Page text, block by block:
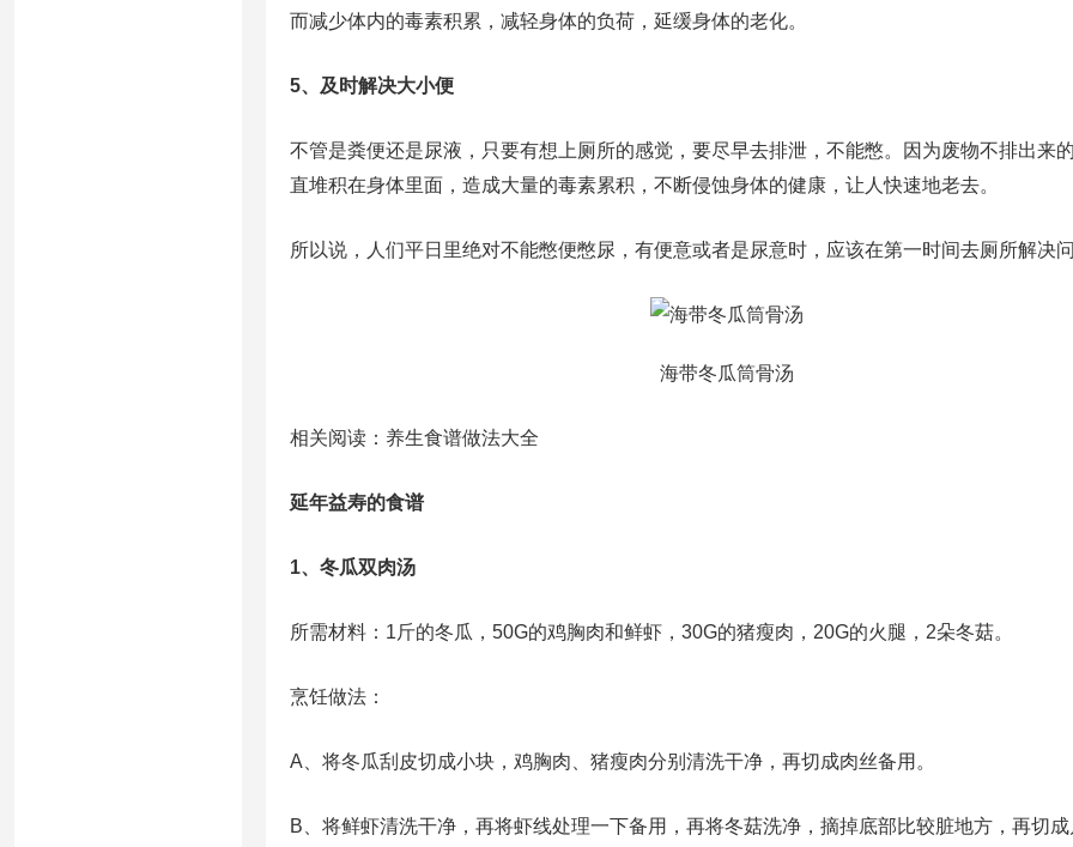
而减少体内的毒素积累，减轻身体的负荷，延缓身体的老化。
5、及时解决大小便
不管是粪便还是尿液，只要有想上厕所的感觉，要尽早去排泄，不能憋。因为废物不排出来
直堆积在身体里面，造成大量的毒素累积，不断侵蚀身体的健康，让人快速地老去。
所以说，人们平日里绝对不能憋便憋尿，有便意或者是尿意时，应该在第一时间去厕所解决问
海带冬瓜筒骨汤
相关阅读：养生食谱做法大全
延年益寿的食谱
1、冬瓜双肉汤
所需材料：1斤的冬瓜，50G的鸡胸肉和鲜虾，30G的猪瘦肉，20G的火腿，2朵冬菇。
烹饪做法：
A、将冬瓜刮皮切成小块，鸡胸肉、猪瘦肉分别清洗干净，再切成肉丝备用。
B、将鲜虾清洗干净，再将虾线处理一下备用，再将冬菇洗净，摘掉底部比较脏地方，再切成